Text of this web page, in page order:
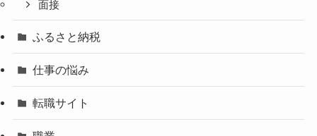
面接
ふるさと納税
仕事の悩み
転職サイト